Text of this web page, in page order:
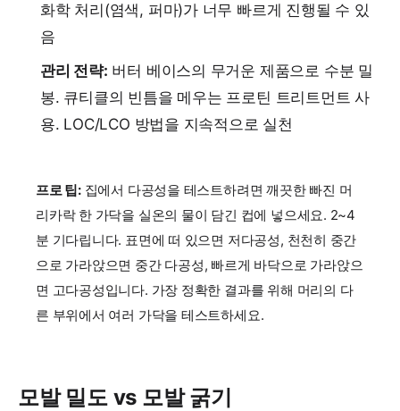
화학 처리(염색, 퍼마)가 너무 빠르게 진행될 수 있
음
관리 전략: 버터 베이스의 무거운 제품으로 수분 밀
봉. 큐티클의 빈틈을 메우는 프로틴 트리트먼트 사
용. LOC/LCO 방법을 지속적으로 실천
프로 팁:집에서 다공성을 테스트하려면 깨끗한 빠진 머
리카락 한 가닥을 실온의 물이 담긴 컵에 넣으세요. 2~4
분 기다립니다. 표면에 떠 있으면 저다공성, 천천히 중간
으로 가라앉으면 중간 다공성, 빠르게 바닥으로 가라앉으
면 고다공성입니다. 가장 정확한 결과를 위해 머리의 다
른 부위에서 여러 가닥을 테스트하세요.
모발 밀도 vs 모발 굵기